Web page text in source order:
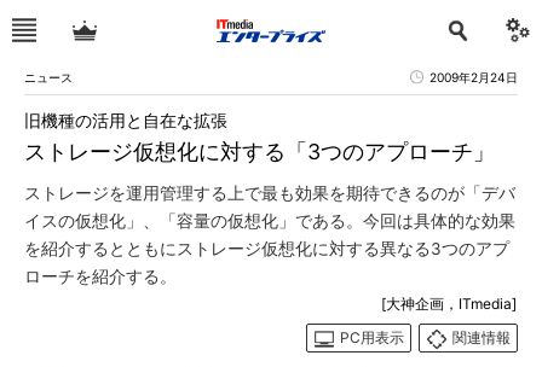
ニュース 2009年2月24日
ストレージ仮想化に対する「3つのアプローチ」
旧機種の活用と自在な拡張
ストレージを運用管理する上で最も効果を期待できるのが「デバ
イスの仮想化」、「容量の仮想化」である。今回は具体的な効果
を紹介するとともにストレージ仮想化に対する異なる3つのアプ
ローチを紹介する。
[大神企画，ITmedia]
PC用表示
関連情報